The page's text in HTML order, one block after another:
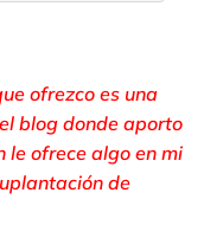
ofrezco es una
blog donde aporto
le ofrece algo en mi
de